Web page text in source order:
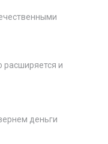
расширяется и
деньги